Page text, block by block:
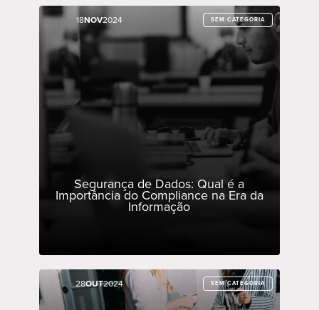
18NOV2024 SEM CATEGORIA
Segurança de Dados: Qual é a
Importância do Compliance na Era da
Informação
18NOV2024 SEM CATEGORIA
28OUT2024 SEM CATEGORIA
28OUT2024 SEM CATEGORIA